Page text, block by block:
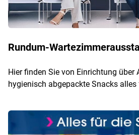
Rundum-
Hier finden Sie von Einrichtung über
hygienisch abgepackte Snacks alles